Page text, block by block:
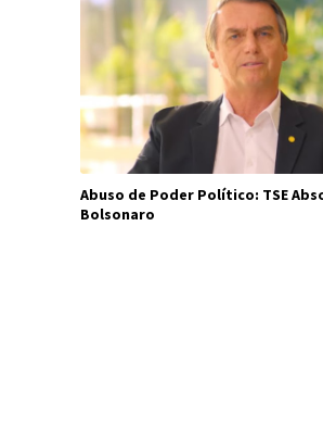
Abuso de Poder Político: TSE
Bolsonaro